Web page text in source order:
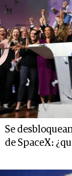
Se
de SpaceX: